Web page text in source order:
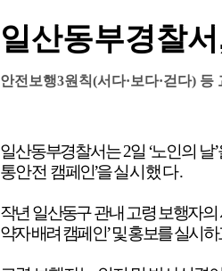
일산동부경찰
안전보행3원칙(서다·보다·걷다) 등
일산동부경찰서는2일 ‘노인의 날’
통안전 캠페인’을실시 했다.
작년 일산동구 관내 고령 보행자
약자 배려 캠페인’및 홍보를실시하